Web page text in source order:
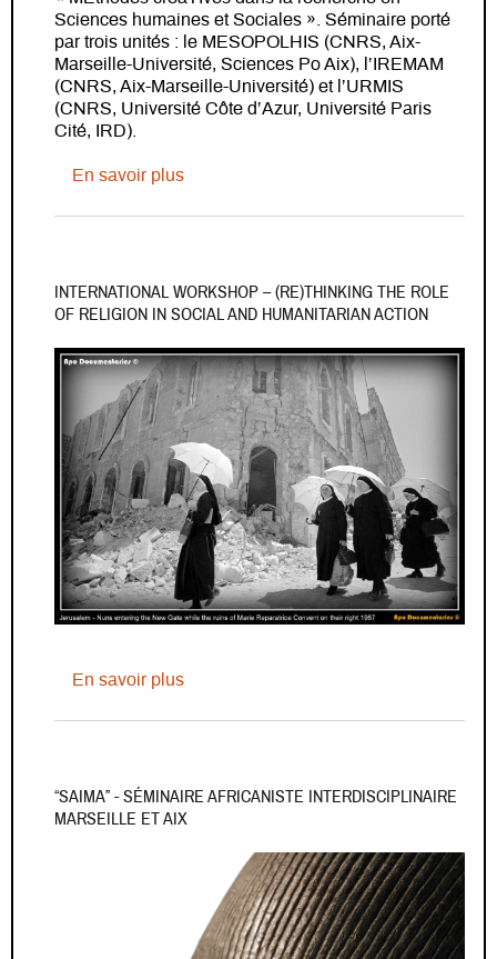
Sciences humaines et Sociales ». Séminaire porté
par trois unités : le MESOPOLHIS (CNRS, Aix-
Marseille-Université, Sciences Po Aix), l’IREMAM
(CNRS, Aix-Marseille-Université) et l’URMIS
(CNRS, Université Côte d’Azur, Université Paris
Cité, IRD).
En savoir plussur Séminaire METISS avec Lama
INTERNATIONAL WORKSHOP – (RE)THINKING THE ROLE
OF RELIGION IN SOCIAL AND HUMANITARIAN ACTION
En savoir plussur International Workshop –
“SAIMA” - SÉMINAIRE AFRICANISTE INTERDISCIPLINAIRE
MARSEILLE ET AIX